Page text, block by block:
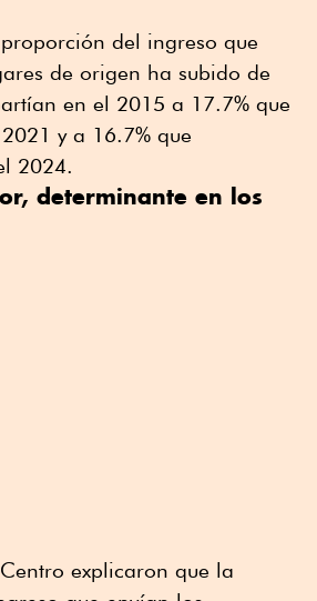
del ingreso que
de origen ha subido de
en el 2015 a 17.7% que
y a 16.7% que
2024.
determinante en los
explicaron que la